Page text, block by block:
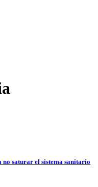
no saturar el sistema sanitario